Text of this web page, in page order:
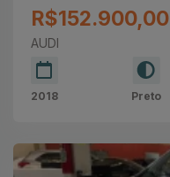
R$152.900,00
AUDI
2018 Preto